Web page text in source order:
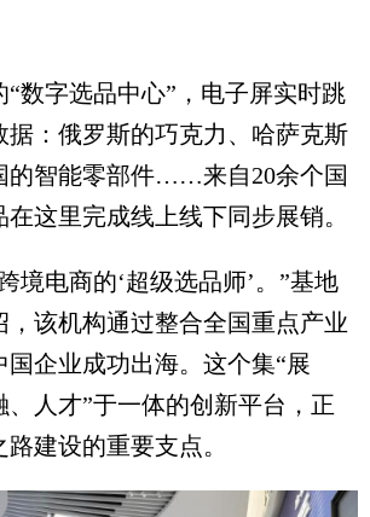
字选品中心”，电子屏实时跳
据：俄罗斯的巧克力、哈萨克斯
的智能零部件……来自20余个国
这里完成线上线下同步展销。
电商的‘超级选品师’。”基地
，该机构通过整合全国重点产业
国企业成功出海。这个集“展
、人才”于一体的创新平台，正
建设的重要支点。